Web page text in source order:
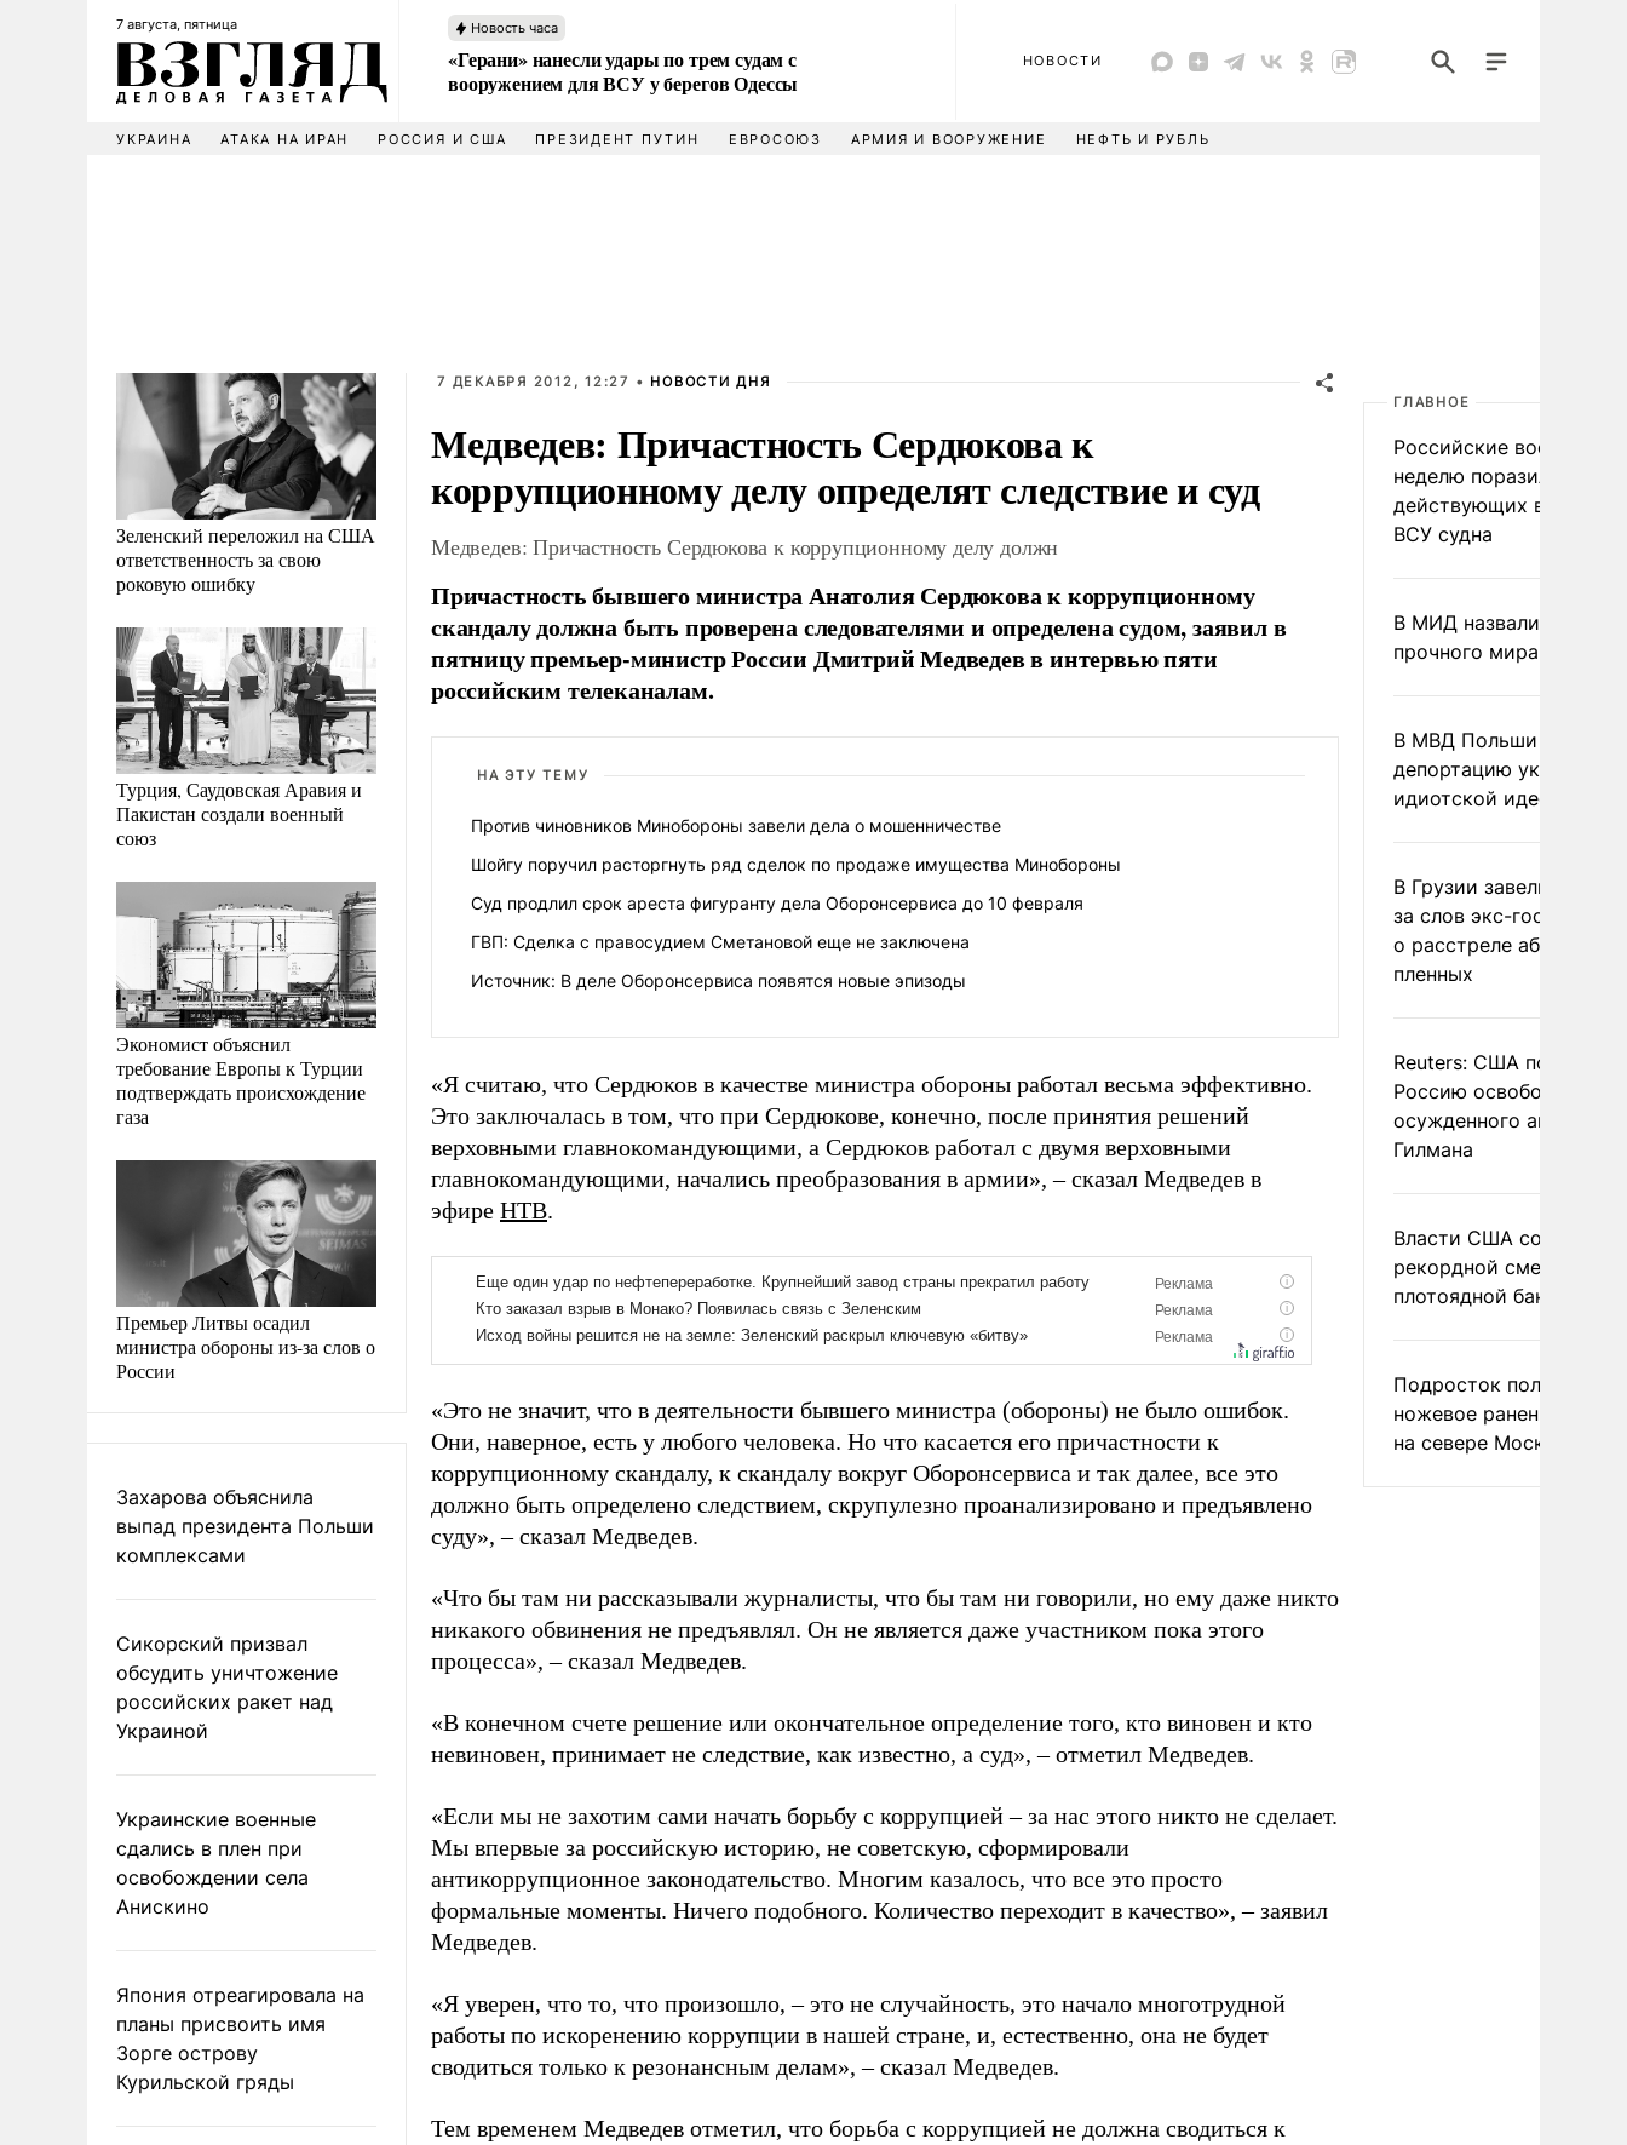
7 августа, пятница Новость часа
«Герани» нанесли удары по трем судам с
вооружением для ВСУ у берегов Одессы
НОВОСТИ
УКРАИНА АТАКА НА ИРАН РОССИЯ И США ПРЕЗИДЕНТ ПУТИН ЕВРОСОЮЗ АРМИЯ И ВООРУЖЕНИЕ НЕФТЬ И РУБЛЬ
Зеленский переложил на США
ответственность за свою
роковую ошибку
Турция, Саудовская Аравия и
Пакистан создали военный
союз
Экономист объяснил
требование Европы к Турции
подтверждать происхождение
газа
Премьер Литвы осадил
министра обороны из-за слов о
России
Захарова объяснила
выпад президента Польши
комплексами
Сикорский призвал
обсудить уничтожение
российских ракет над
Украиной
Украинские военные
сдались в плен при
освобождении села
Анискино
Япония отреагировала на
планы присвоить имя
Зорге острову
Курильской гряды
7 ДЕКАБРЯ 2012, 12:27 • НОВОСТИ ДНЯ
Медведев: Причастность Сердюкова к
коррупционному делу определят следствие и суд
Медведев: Причастность Сердюкова к коррупционному делу должн
Причастность бывшего министра Анатолия Сердюкова к коррупционному
скандалу должна быть проверена следователями и определена судом, заявил в
пятницу премьер-министр России Дмитрий Медведев в интервью пяти
российским телеканалам.
НА ЭТУ ТЕМУ
Против чиновников Минобороны завели дела о мошенничестве
Шойгу поручил расторгнуть ряд сделок по продаже имущества Минобороны
Суд продлил срок ареста фигуранту дела Оборонсервиса до 10 февраля
ГВП: Сделка с правосудием Сметановой еще не заключена
Источник: В деле Оборонсервиса появятся новые эпизоды
«Я считаю, что Сердюков в качестве министра обороны работал весьма эффективно.
Это заключалась в том, что при Сердюкове, конечно, после принятия решений
верховными главнокомандующими, а Сердюков работал с двумя верховными
главнокомандующими, начались преобразования в армии», – сказал Медведев в
эфире НТВ.
«Это не значит, что в деятельности бывшего министра (обороны) не было ошибок.
Они, наверное, есть у любого человека. Но что касается его причастности к
коррупционному скандалу, к скандалу вокруг Оборонсервиса и так далее, все это
должно быть определено следствием, скрупулезно проанализировано и предъявлено
суду», – сказал Медведев.
«Что бы там ни рассказывали журналисты, что бы там ни говорили, но ему даже никто
никакого обвинения не предъявлял. Он не является даже участником пока этого
процесса», – сказал Медведев.
«В конечном счете решение или окончательное определение того, кто виновен и кто
невиновен, принимает не следствие, как известно, а суд», – отметил Медведев.
«Если мы не захотим сами начать борьбу с коррупцией – за нас этого никто не сделает.
Мы впервые за российскую историю, не советскую, сформировали
антикоррупционное законодательство. Многим казалось, что все это просто
формальные моменты. Ничего подобного. Количество переходит в качество», – заявил
Медведев.
«Я уверен, что то, что произошло, – это не случайность, это начало многотрудной
работы по искоренению коррупции в нашей стране, и, естественно, она не будет
сводиться только к резонансным делам», – сказал Медведев.
Тем временем Медведев отметил, что борьба с коррупцией не должна сводиться к
ГЛАВНОЕ
Российские военные за
неделю поразили 34
действующих в
ВСУ судна
В МИД назвали условия
прочного мира на
В МВД Польши назвали
депортацию украинцев
идиотской идеей
В Грузии завели дело
за слов экс-
о расстреле абхазских
пленных
Reuters: США
Россию освободить
осужденного
Гилмана
Власти США сообщили
рекордной смертности
плотоядной бактерии
Подросток получил
ножевое ранение в
на севере Москвы